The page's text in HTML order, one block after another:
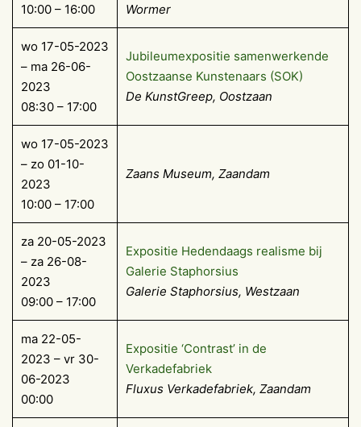
10:00 – 16:00
Wormer
wo 17-05-2023
– ma 26-06-
2023
08:30 – 17:00
Jubileumexpositie samenwerkende
Oostzaanse Kunstenaars (SOK)
De KunstGreep, Oostzaan
wo 17-05-2023
– zo 01-10-
2023
10:00 – 17:00
Zaans Museum, Zaandam
za 20-05-2023
– za 26-08-
2023
09:00 – 17:00
Expositie Hedendaags realisme bij
Galerie Staphorsius
Galerie Staphorsius, Westzaan
ma 22-05-
2023 – vr 30-
06-2023
00:00
Expositie ‘Contrast’ in de
Verkadefabriek
Fluxus Verkadefabriek, Zaandam